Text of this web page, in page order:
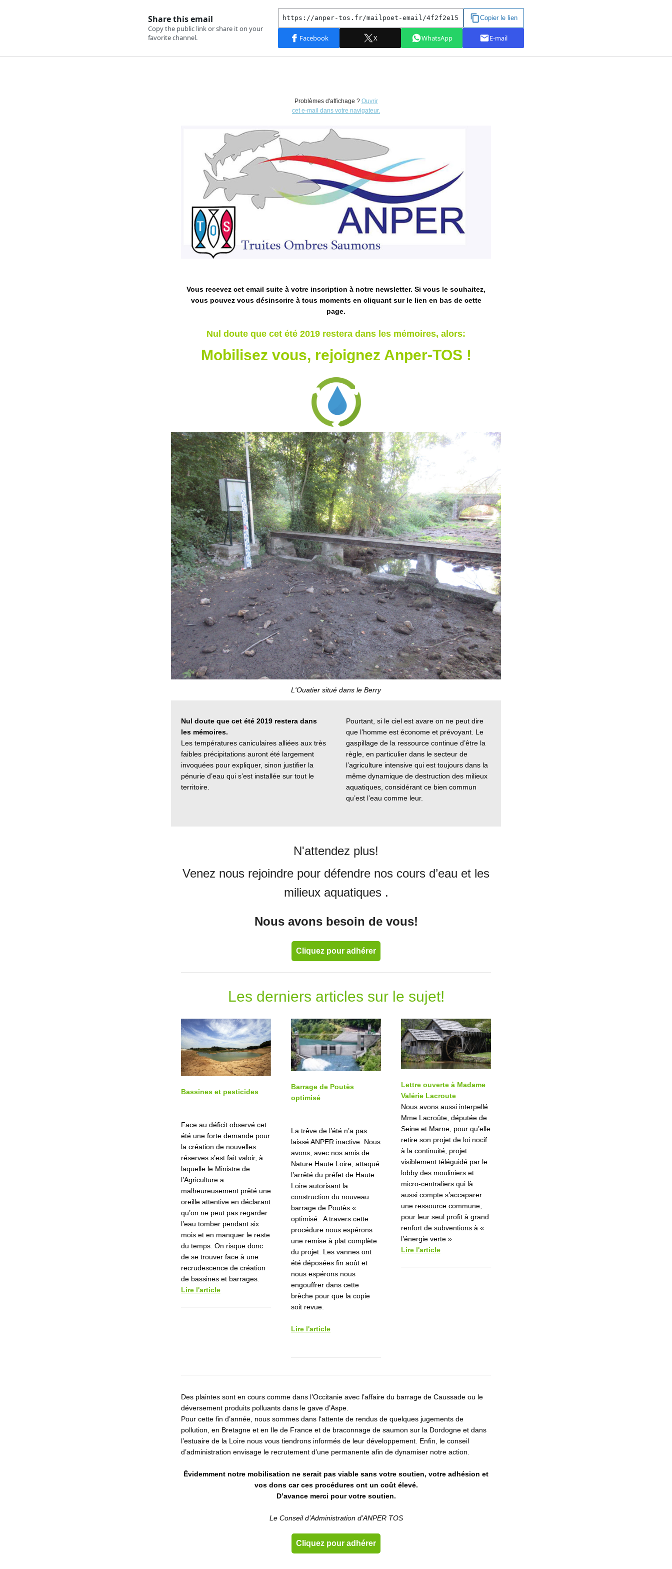
Problèmes d'affichage ? Ouvrir
cet e-mail dans votre navigateur.
Vous recevez cet email suite à votre inscription à notre newsletter. Si vous le souhaitez,
vous pouvez vous désinscrire à tous moments en cliquant sur le lien en bas de cette
page.
Nul doute que cet été 2019 restera dans les mémoires, alors:
Mobilisez vous, rejoignez Anper-TOS !
L'Ouatier situé dans le Berry
Nul doute que cet été 2019 restera dans
les mémoires.
Les températures caniculaires alliées aux très
faibles précipitations auront été largement
invoquées pour expliquer, sinon justifier la
pénurie d’eau qui s’est installée sur tout le
territoire.
Pourtant, si le ciel est avare on ne peut dire
que l’homme est économe et prévoyant. Le
gaspillage de la ressource continue d’être la
règle, en particulier dans le secteur de
l’agriculture intensive qui est toujours dans la
même dynamique de destruction des milieux
aquatiques, considérant ce bien commun
qu’est l’eau comme leur.
N'attendez plus!
Venez nous rejoindre pour défendre nos cours d’eau et les
milieux aquatiques .
Nous avons besoin de vous!
Cliquez pour adhérer
Les derniers articles sur le sujet!
Bassines et pesticides
Face au déficit observé cet
été une forte demande pour
la création de nouvelles
réserves s’est fait valoir, à
laquelle le Ministre de
l’Agriculture a
malheureusement prêté une
oreille attentive en déclarant
qu’on ne peut pas regarder
l’eau tomber pendant six
mois et en manquer le reste
du temps. On risque donc
de se trouver face à une
recrudescence de création
de bassines et barrages.
Lire l'article
Barrage de Poutès
optimisé
La trêve de l’été n’a pas
laissé ANPER inactive. Nous
avons, avec nos amis de
Nature Haute Loire, attaqué
l’arrêté du préfet de Haute
Loire autorisant la
construction du nouveau
barrage de Poutès «
optimisé.. A travers cette
procédure nous espérons
une remise à plat complète
du projet. Les vannes ont
été déposées fin août et
nous espérons nous
engouffrer dans cette
brèche pour que la copie
soit revue.
Lire l'article
Lettre ouverte à Madame
Valérie Lacroute
Nous avons aussi interpellé
Mme Lacroûte, députée de
Seine et Marne, pour qu’elle
retire son projet de loi nocif
à la continuité, projet
visiblement téléguidé par le
lobby des mouliniers et
micro-centraliers qui là
aussi compte s’accaparer
une ressource commune,
pour leur seul profit à grand
renfort de subventions à «
l’énergie verte »
Lire l'article
Des plaintes sont en cours comme dans l’Occitanie avec l’affaire du barrage de Caussade ou le
déversement produits polluants dans le gave d’Aspe.
Pour cette fin d’année, nous sommes dans l‘attente de rendus de quelques jugements de
pollution, en Bretagne et en Ile de France et de braconnage de saumon sur la Dordogne et dans
l’estuaire de la Loire nous vous tiendrons informés de leur développement. Enfin, le conseil
d’administration envisage le recrutement d’une permanente afin de dynamiser notre action.
Évidemment notre mobilisation ne serait pas viable sans votre soutien, votre adhésion et
vos dons car ces procédures ont un coût élevé.
D’avance merci pour votre soutien.
Le Conseil d’Administration d’ANPER TOS
Cliquez pour adhérer